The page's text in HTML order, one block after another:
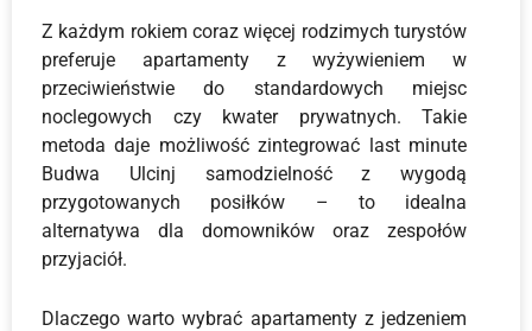
Z każdym rokiem coraz więcej rodzimych turystów
preferuje apartamenty z wyżywieniem w
przeciwieństwie do standardowych miejsc
noclegowych czy kwater prywatnych. Takie
metoda daje możliwość zintegrować last minute
Budwa Ulcinj samodzielność z wygodą
przygotowanych posiłków – to idealna
alternatywa dla domowników oraz zespołów
przyjaciół.
Dlaczego warto wybrać apartamenty z jedzeniem